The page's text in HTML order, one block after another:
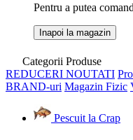
Pentru a putea
Inapoi la magazin
Categorii Produse
REDUCERI NOUTATI
BRAND-uri Magazin Fizic
Pescuit la Crap